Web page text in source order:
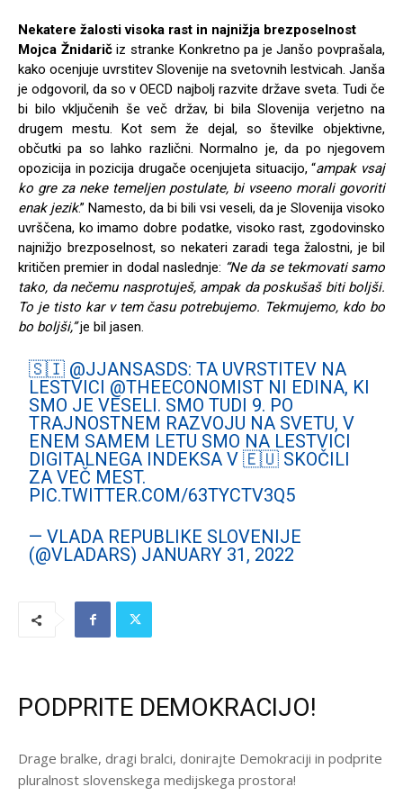
Nekatere žalosti visoka rast in najnižja brezposelnost
Mojca Žnidaričiz stranke Konkretno pa je Janšo povprašala,
kako ocenjuje uvrstitev Slovenije na svetovnih lestvicah. Janša
je odgovoril, da so v OECD najbolj razvite države sveta. Tudi če
bi bilo vključenih še več držav, bi bila Slovenija verjetno na
drugem mestu. Kot sem že dejal, so številke objektivne,
občutki pa so lahko različni. Normalno je, da po njegovem
opozicija in pozicija drugače ocenjujeta situacijo, “ampak vsaj
ko gre za neke temeljen postulate, bi vseeno morali govoriti
enak jezik.” Namesto, da bi bili vsi veseli, da je Slovenija visoko
uvrščena, ko imamo dobre podatke, visoko rast, zgodovinsko
najnižjo brezposelnost, so nekateri zaradi tega žalostni, je bil
kritičen premier in dodal naslednje: “Ne da se tekmovati samo
tako, da nečemu nasprotuješ, ampak da poskušaš biti boljši.
To je tisto kar v tem času potrebujemo. Tekmujemo, kdo bo
bo boljši,”je bil jasen.
🇸🇮 @JJANSASDS: TA UVRSTITEV NA
LESTVICI @THEECONOMIST NI EDINA, KI
SMO JE VESELI. SMO TUDI 9. PO
TRAJNOSTNEM RAZVOJU NA SVETU, V
ENEM SAMEM LETU SMO NA LESTVICI
DIGITALNEGA INDEKSA V 🇪🇺 SKOČILI
ZA VEČ MEST.
PIC.TWITTER.COM/63TYCTV3Q5
— VLADA REPUBLIKE SLOVENIJE
(@VLADARS) JANUARY 31, 2022
PODPRITE DEMOKRACIJO!
Drage bralke, dragi bralci, donirajte Demokraciji in podprite
pluralnost slovenskega medijskega prostora!